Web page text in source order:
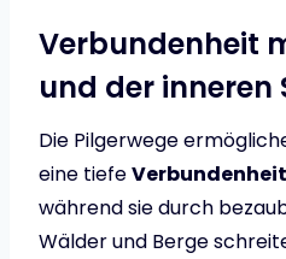
Verbundenheit
und der inneren
Die Pilgerwege
eine tiefe
während sie durch
Wälder und Berge